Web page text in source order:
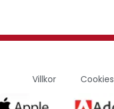
Villkor Cookies